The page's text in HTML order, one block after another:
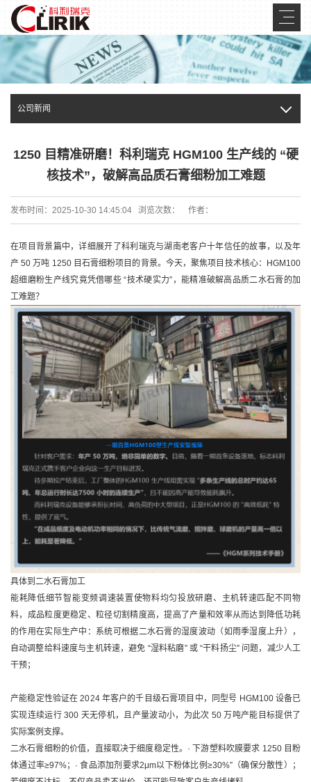
公司新闻
1250 目精准研磨！科利瑞克 HGM100 生产线的 “硬
核技术”，破解高品质石膏细粉加工难题
发布时间：2025-10-30 14:45:04 浏览次数： 作者：
在项目背景篇中，详细展开了科利瑞克与湖南老客户十年信任的故事，以及年
产 50 万吨 1250 目石膏细粉项目的背景。今天，聚焦项目技术核心：HGM100
超细磨粉生产线究竟凭借哪些 “技术硬实力”，能精准破解高品质二水石膏的加
工难题？
具体到二水石膏加工
能耗降低细节智能变频调速装置使物料均匀投放研磨、主机转速匹配不同物
料，成品粒度更稳定、粒径切割精度高，提高了产量和效率从而达到降低功耗
的作用在实际生产中：系统可根据二水石膏的湿度波动（如雨季湿度上升），
自动调整给料速度与主机转速，避免 “湿料粘磨” 或 “干料扬尘” 问题，减少人工
干预；
产能稳定性验证在 2024 年客户的千目级石膏项目中，同型号 HGM100 设备已
实现连续运行 300 天无停机，且产量波动小，为此次 50 万吨产能目标提供了
实际案例支撑。
二水石膏细粉的价值，直接取决于细度稳定性。· 下游塑料吹膜要求 1250 目粉
体通过率≥97%；· 食品添加剂要求2μm以下粉体比例≥30%”（确保分散性）；